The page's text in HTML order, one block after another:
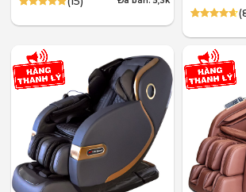
dựa trên
5 dựa trên